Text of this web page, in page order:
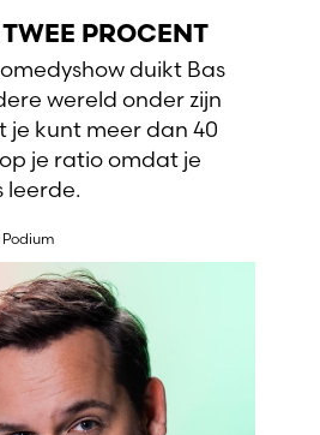
PROCENT
duikt Bas
wereld onder zijn
je kunt meer dan 40
je ratio omdat je
leerde.
Podium